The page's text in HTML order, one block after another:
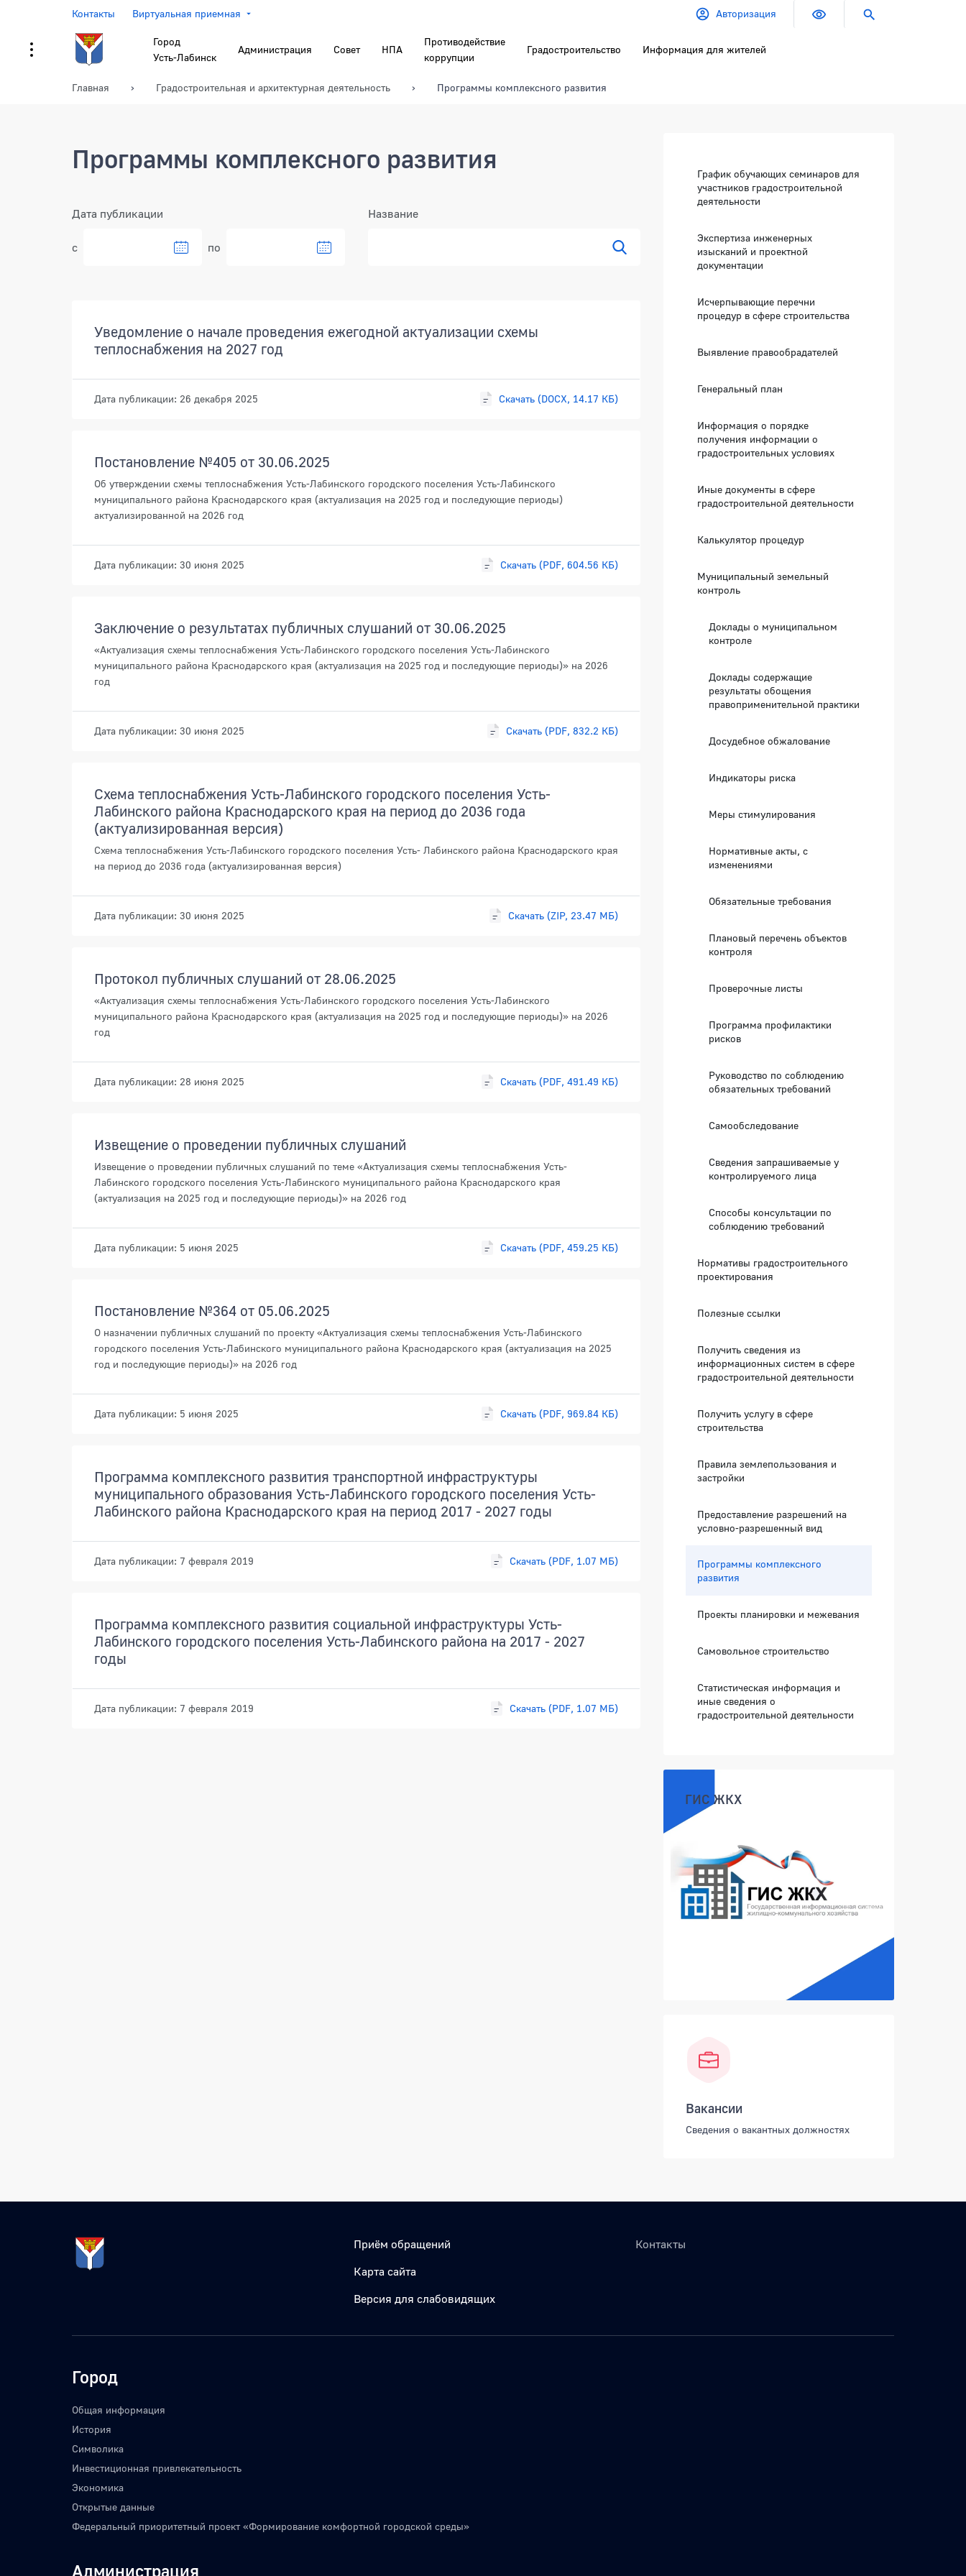
Контакты Виртуальная приемная Авторизация
Город
Усть-Лабинск
Администрация Совет НПА
Противодействие
коррупции
Градостроительство Информация для жителей
Главная Градостроительная и архитектурная деятельность Программы комплексного развития
Программы комплексного развития
Фильтр
Дата публикации
с по
Название
Уведомление о начале проведения ежегодной актуализации схемы
теплоснабжения на 2027 год
Дата публикации: 26 декабря 2025 Скачать (DOCX, 14.17 КБ)
Постановление №405 от 30.06.2025
Об утверждении схемы теплоснабжения Усть-Лабинского городского поселения Усть-Лабинского
муниципального района Краснодарского края (актуализация на 2025 год и последующие периоды)
актуализированной на 2026 год
Дата публикации: 30 июня 2025 Скачать (PDF, 604.56 КБ)
Заключение о результатах публичных слушаний от 30.06.2025
«Актуализация схемы теплоснабжения Усть-Лабинского городского поселения Усть-Лабинского
муниципального района Краснодарского края (актуализация на 2025 год и последующие периоды)» на 2026
год
Дата публикации: 30 июня 2025 Скачать (PDF, 832.2 КБ)
Схема теплоснабжения Усть-Лабинского городского поселения Усть-
Лабинского района Краснодарского края на период до 2036 года
(актуализированная версия)
Схема теплоснабжения Усть-Лабинского городского поселения Усть- Лабинского района Краснодарского края
на период до 2036 года (актуализированная версия)
Дата публикации: 30 июня 2025 Скачать (ZIP, 23.47 МБ)
Протокол публичных слушаний от 28.06.2025
«Актуализация схемы теплоснабжения Усть-Лабинского городского поселения Усть-Лабинского
муниципального района Краснодарского края (актуализация на 2025 год и последующие периоды)» на 2026
год
Дата публикации: 28 июня 2025 Скачать (PDF, 491.49 КБ)
Извещение о проведении публичных слушаний
Извещение о проведении публичных слушаний по теме «Актуализация схемы теплоснабжения Усть-
Лабинского городского поселения Усть-Лабинского муниципального района Краснодарского края
(актуализация на 2025 год и последующие периоды)» на 2026 год
Дата публикации: 5 июня 2025 Скачать (PDF, 459.25 КБ)
Постановление №364 от 05.06.2025
О назначении публичных слушаний по проекту «Актуализация схемы теплоснабжения Усть-Лабинского
городского поселения Усть-Лабинского муниципального района Краснодарского края (актуализация на 2025
год и последующие периоды)» на 2026 год
Дата публикации: 5 июня 2025 Скачать (PDF, 969.84 КБ)
Программа комплексного развития транспортной инфраструктуры
муниципального образования Усть-Лабинского городского поселения Усть-
Лабинского района Краснодарского края на период 2017 - 2027 годы
Дата публикации: 7 февраля 2019 Скачать (PDF, 1.07 МБ)
Программа комплексного развития социальной инфраструктуры Усть-
Лабинского городского поселения Усть-Лабинского района на 2017 - 2027
годы
Дата публикации: 7 февраля 2019 Скачать (PDF, 1.07 МБ)
График обучающих семинаров для
участников градостроительной
деятельности
Экспертиза инженерных
изысканий и проектной
документации
Исчерпывающие перечни
процедур в сфере строительства
Выявление правообрадателей
Генеральный план
Информация о порядке
получения информации о
градостроительных условиях
Иные документы в сфере
градостроительной деятельности
Калькулятор процедур
Муниципальный земельный
контроль
Доклады о муниципальном
контроле
Доклады содержащие
результаты обощения
правоприменительной практики
Досудебное обжалование
Индикаторы риска
Меры стимулирования
Нормативные акты, с
изменениями
Обязательные требования
Плановый перечень объектов
контроля
Проверочные листы
Программа профилактики
рисков
Руководство по соблюдению
обязательных требований
Самообследование
Сведения запрашиваемые у
контролируемого лица
Способы консультации по
соблюдению требований
Нормативы градостроительного
проектирования
Полезные ссылки
Получить сведения из
информационных систем в сфере
градостроительной деятельности
Получить услугу в сфере
строительства
Правила землепользования и
застройки
Предоставление разрешений на
условно-разрешенный вид
Программы комплексного
развития
Проекты планировки и межевания
Самовольное строительство
Статистическая информация и
иные сведения о
градостроительной деятельности
ГИС ЖКХ
Вакансии
Сведения о вакантных должностях
Приём обращений
Карта сайта
Версия для слабовидящих
Контакты
Город
Общая информация
История
Символика
Инвестиционная привлекательность
Экономика
Открытые данные
Федеральный приоритетный проект «Формирование комфортной городской среды»
Администрация